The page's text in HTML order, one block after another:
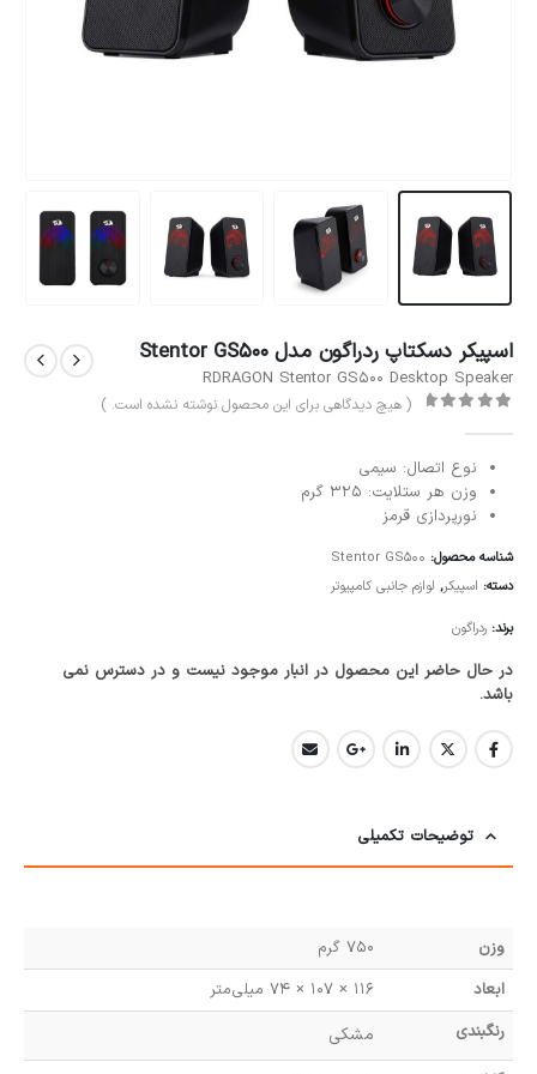
اسپیکر دسکتاپ ردراگون مدل Stentor GS500
RDRAGON Stentor GS500 Desktop Speaker
( هیچ دیدگاهی برای این محصول نوشته نشده است. )
نوع اتصال: سیمی
وزن هر ستلایت: 325 گرم
نورپردازی قرمز
شناسه محصول: Stentor GS500
دسته: اسپیکر, لوازم جانبی کامپیوتر
برند: ردراگون
در حال حاضر این محصول در انبار موجود نیست و در دسترس نمی
باشد.
توضیحات تکمیلی
وزن
750 گرم
ابعاد
116 × 107 × 74 میلی‌متر
رنگبندی
مشکی